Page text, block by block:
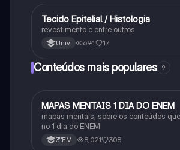
Ciência
Tecido Epitelial / Histologia
revestimento e entre outros
Univ. 694 17
Conteúdos mais populares 9
Português
MAPAS MENTAIS 1 DIA DO ENEM
mapas mentais, sobre os conteúdos
no 1 dia do ENEM
3°EM 8,021 308